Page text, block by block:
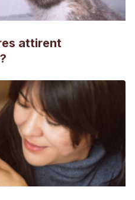
attirent